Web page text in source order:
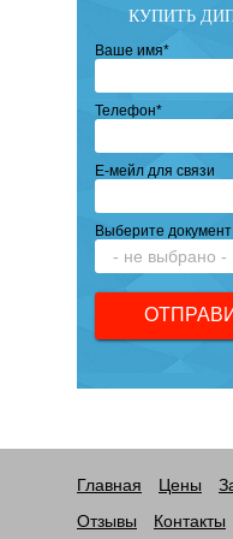
КУПИТЬ
Ваше имя*
Телефон*
Е-мейл для связи
Выберите документ
Главная Цены
Отзывы
Контакты